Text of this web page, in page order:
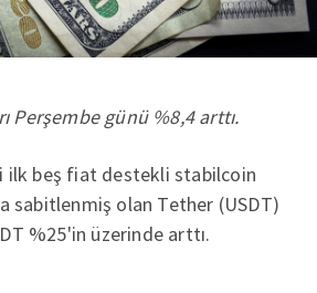
Perşembe günü %8,4 arttı.
ilk beş fiat destekli stabilcoin
sabitlenmiş olan Tether (USDT)
%25'in üzerinde arttı.